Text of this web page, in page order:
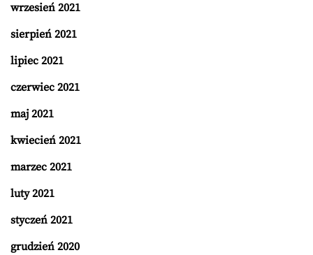
wrzesień 2021
sierpień 2021
lipiec 2021
czerwiec 2021
maj 2021
kwiecień 2021
marzec 2021
luty 2021
styczeń 2021
grudzień 2020